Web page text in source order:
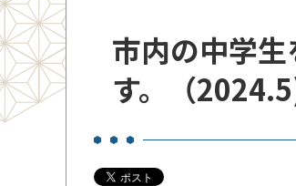
市内の中学
す。（